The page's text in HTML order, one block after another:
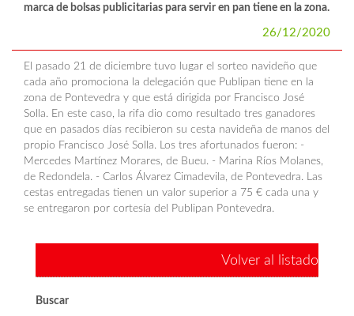
marca de bolsas publicitarias para servir en pan tiene en la zona.
26/12/2020
El pasado 21 de diciembre tuvo lugar el sorteo navideño que
cada año promociona la delegación que Publipan tiene en la
zona de Pontevedra y que está dirigida por Francisco José
Solla. En este caso, la rifa dio como resultado tres ganadores
que en pasados días recibieron su cesta navideña de manos del
propio Francisco José Solla. Los tres afortunados fueron: -
Mercedes Martínez Morares, de Bueu. - Marina Ríos Molanes,
de Redondela. - Carlos Álvarez Cimadevila, de Pontevedra. Las
cestas entregadas tienen un valor superior a 75 € cada una y
se entregaron por cortesía del Publipan Pontevedra.
Volver al listado
Buscar